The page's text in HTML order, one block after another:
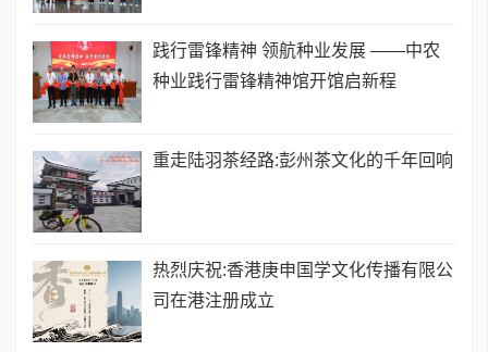
践行雷锋精神 领航种业发展 ——中农
种业践行雷锋精神馆开馆启新程
重走陆羽茶经路:彭州茶文化的千年回响
热烈庆祝:香港庚申国学文化传播有限公
司在港注册成立